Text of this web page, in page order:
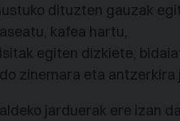
dituzten gauzak
kafea hartu,
egiten dizkiete,
zinemara eta antzerkira
jarduerak ere izan